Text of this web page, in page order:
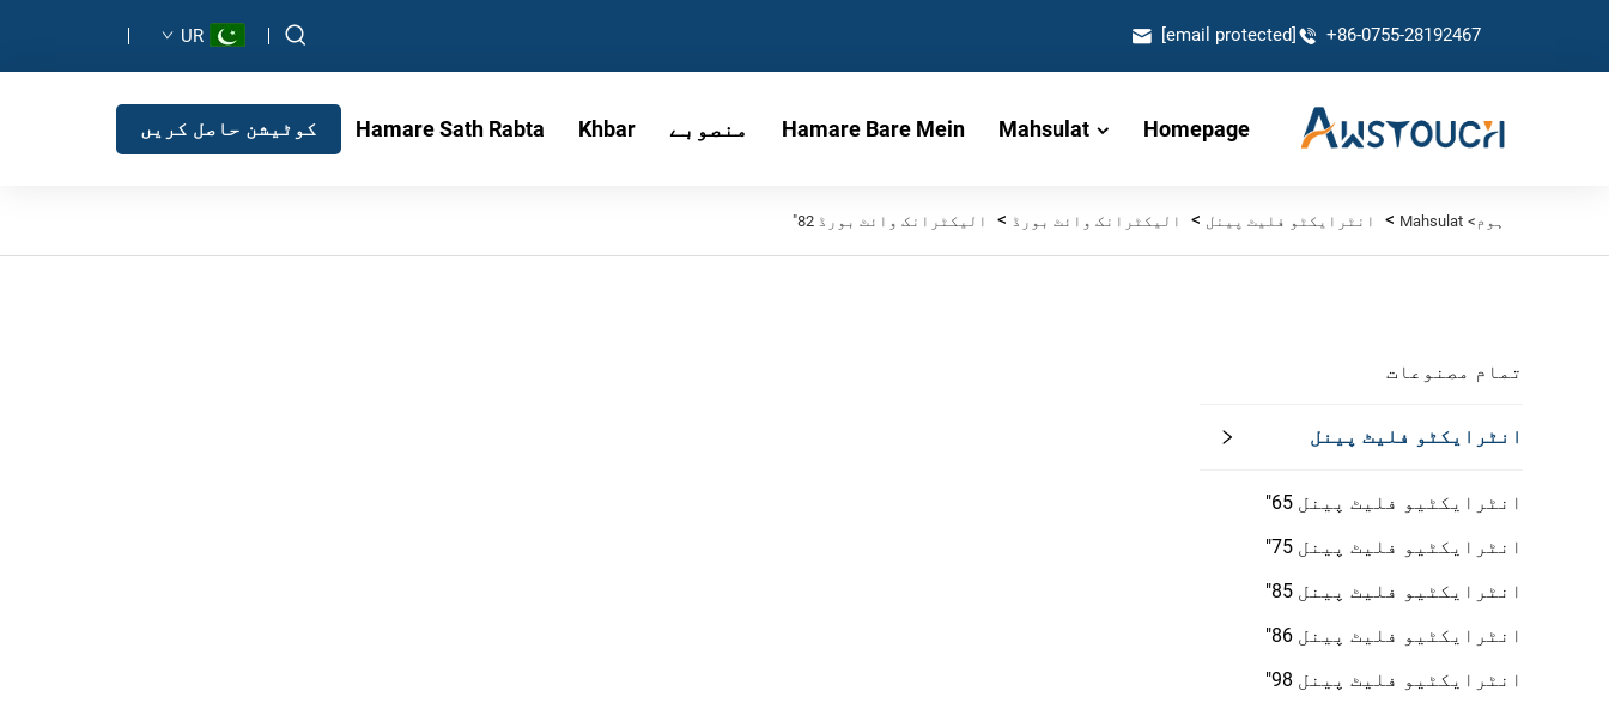
+86-0755-28192467
[email protected]
UR
Homepage
Mahsulat
Hamare Bare Mein منصوبے Khbar
Hamare Sath Rabta کوٹیشن حاصل کریں
ہوم> Mahsulat
> انٹرایکٹو فلیٹ پینل > الیکٹرانک وائٹ بورڈ > الیکٹرانک وائٹ بورڈ 82"
تمام مصنوعات
انٹرایکٹو فلیٹ پینل
انٹرایکٹیو فلیٹ پینل 65"
انٹرایکٹیو فلیٹ پینل 75"
انٹرایکٹیو فلیٹ پینل 85"
انٹرایکٹیو فلیٹ پینل 86"
انٹرایکٹیو فلیٹ پینل 98"